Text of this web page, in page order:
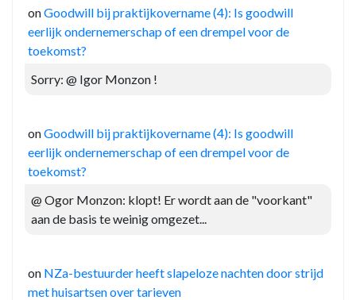
onGoodwill bij praktijkovername (4): Is goodwill
eerlijk ondernemerschap of een drempel voor de
toekomst?
Sorry: @ Igor Monzon !
onGoodwill bij praktijkovername (4): Is goodwill
eerlijk ondernemerschap of een drempel voor de
toekomst?
@ Ogor Monzon: klopt! Er wordt aan de "voorkant"
aan de basis te weinig omgezet...
on NZa-bestuurder heeft slapeloze nachten door strijd
met huisartsen over tarieven